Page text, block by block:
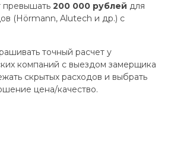
превышать 200 000 рублей для
(Hörmann, Alutech и др.) с
точный расчет у
компаний с выездом замерщика
скрытых расходов и выбрать
цена/качество.